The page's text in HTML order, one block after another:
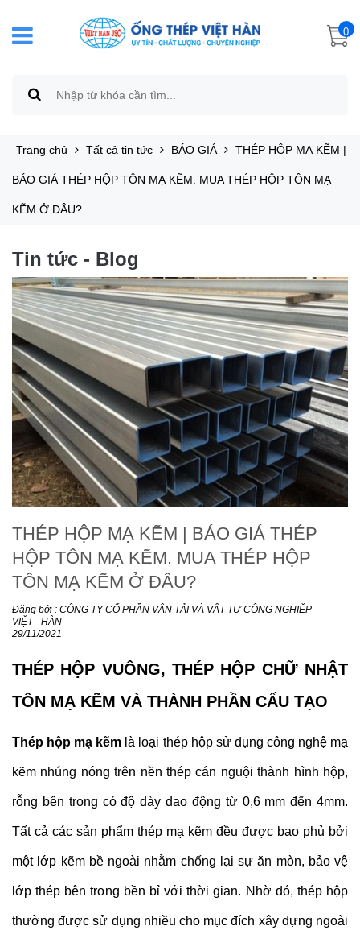
0
Trang chủ Tất cả tin tức BÁO GIÁ THÉP HỘP MẠ KẼM |
BÁO GIÁ THÉP HỘP TÔN MẠ KẼM. MUA THÉP HỘP TÔN MẠ
KẼM Ở ĐÂU?
Tin tức - Blog
THÉP HỘP MẠ KẼM | BÁO GIÁ THÉP
HỘP TÔN MẠ KẼM. MUA THÉP HỘP
TÔN MẠ KẼM Ở ĐÂU?
Đăng bởi : CÔNG TY CỔ PHẦN VẬN TẢI VÀ VẬT TƯ CÔNG NGHIỆP
VIỆT - HÀN
29/11/2021
THÉP HỘP VUÔNG, THÉP HỘP CHỮ NHẬT
TÔN MẠ KẼM VÀ THÀNH PHẦN CẤU TẠO
Thép hộp mạ kẽm là loại thép hộp sử dụng công nghệ mạ
kẽm nhúng nóng trên nền thép cán nguội thành hình hộp,
rỗng bên trong có độ dày dao động từ 0,6 mm đến 4mm.
Tất cả các sản phẩm thép mạ kẽm đều được bao phủ bởi
một lớp kẽm bề ngoài nhằm chống lại sự ăn mòn, bảo vệ
lớp thép bên trong bền bỉ với thời gian. Nhờ đó, thép hộp
thường được sử dụng nhiều cho mục đích xây dựng ngoài